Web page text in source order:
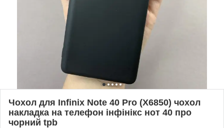
Чохол для Infinix Note 40 Pro (X6850) чохол
накладка на телефон інфінікс нот 40 про
чорний tpb